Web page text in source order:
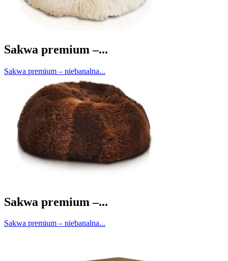
Sakwa premium –...
Sakwa premium – niebanalna...
Sakwa premium –...
Sakwa premium – niebanalna...